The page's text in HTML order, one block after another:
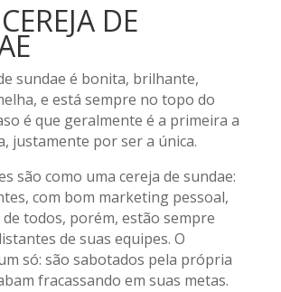
DE
sundae é bonita, brilhante,
e está sempre no topo do
é que geralmente é a primeira a
justamente por ser a única.
são como uma cereja de sundae:
com bom marketing pessoal,
de todos, porém, estão sempre
de suas equipes. O
só: são sabotados pela própria
fracassando em suas metas.